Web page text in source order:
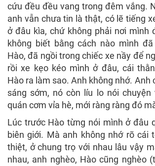
cứu đều đều vang trong đêm vắng.
anh vẫn chưa tin là thật, có lẽ tiếng
ở đâu kìa, chứ không phải nơi mình
không biết bằng cách nào mình
Hào, đã ngồi trong chiếc xe nầy để
rồi xe kẹo kéo mình ở đâu, cái
Hào ra làm sao. Anh không nhớ. Anh
sáng sớm, nó còn líu lo nói chuyện
quán cơm vỉa hè, mới ràng ràng đó
Lúc trước Hào từng nói mình ở đâu
biên giới. Mà anh không nhớ rõ cái
thiệt, ở chung trọ với nhau lâu vậy
nhau, anh nghèo, Hào cũng nghèo